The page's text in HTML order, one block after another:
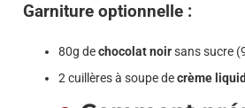
Garniture optionnelle :
80g dechocolat noirsans sucre
2 cuillères à soupe decrème